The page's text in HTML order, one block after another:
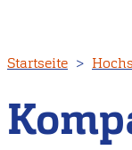
zum
Inhalt
Startseite